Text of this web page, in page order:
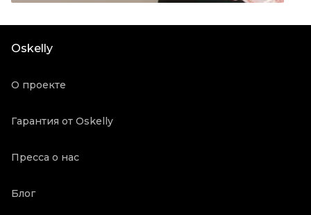
Винтаж
Oskelly
О проекте
Гарантия от Oskelly
Пресса о нас
Блог